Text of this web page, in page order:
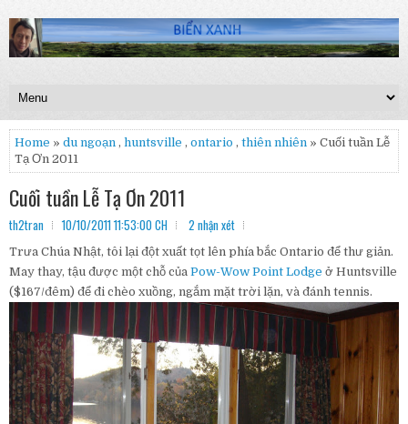
Home » du ngoạn , huntsville , ontario , thiên nhiên » Cuối tuần Lễ
Tạ Ơn 2011
Cuối tuần Lễ Tạ Ơn 2011
th2tran 10/10/2011 11:53:00 CH 2 nhận xét
Trưa Chúa Nhật, tôi lại đột xuất tọt lên phía bắc Ontario để thư giản.
May thay, tậu được một chỗ của Pow-Wow Point Lodge ở Huntsville
($167/đêm) để đi chèo xuồng, ngắm mặt trời lặn, và đánh tennis.